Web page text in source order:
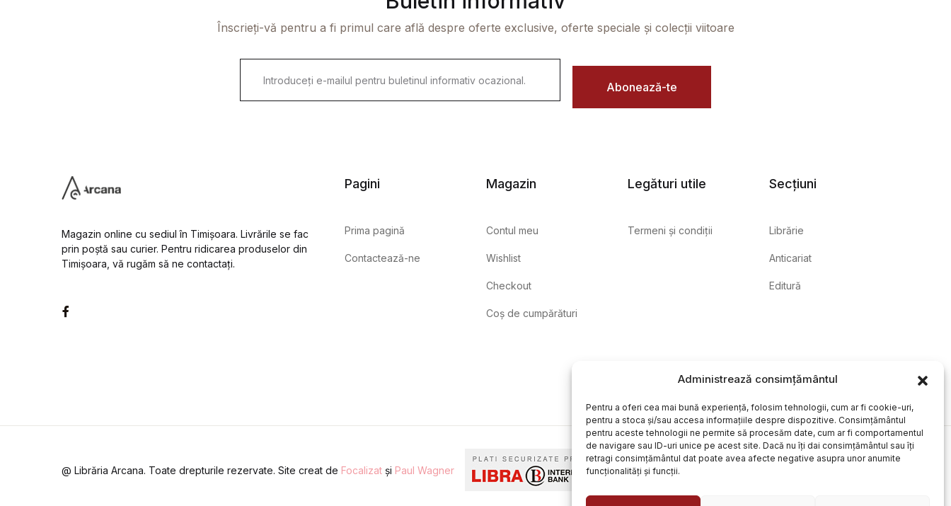
Administrează consimțământul
Pentru a oferi cea mai bună experiență, folosim tehnologii, cum ar fi cookie-uri,
pentru a stoca și/sau accesa informațiile despre dispozitive. Consimțământul
pentru aceste tehnologii ne permite să procesăm date, cum ar fi comportamentul
de navigare sau ID-uri unice pe acest site. Dacă nu îți dai consimțământul sau îți
retragi consimțământul dat poate avea afecte negative asupra unor anumite
funcționalități și funcții.
Înscrieți-vă pentru a fi primul care află despre oferte exclusive, oferte speciale și colecții viitoare
i
Abonează-te
Magazin online cu sediul în Timișoara. Livrările se fac
prin poștă sau curier. Pentru ridicarea produselor din
Timișoara, vă rugăm să ne contactați.
Pagini
Prima pagină
Contactează-ne
Magazin
Contul meu
Wishlist
Checkout
Coș de cumpărături
Legături utile
Termeni și condiții
Secțiuni
Librărie
Anticariat
Editură
@ Librăria Arcana. Toate drepturile rezervate. Site creat de Focalizat și Paul Wagner